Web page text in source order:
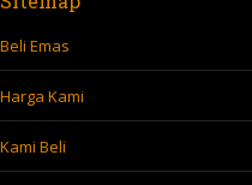
Beli Emas
Harga Kami
Kami Beli